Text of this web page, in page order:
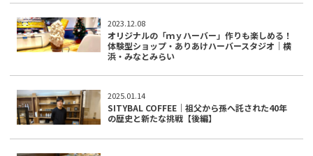
2023.12.08
オリジナルの「ｍｙハーバー」作りも楽しめる！
体験型ショップ・ありあけハーバースタジオ｜横
浜・みなとみらい
2025.01.14
SITYBAL COFFEE｜祖父から孫へ託された40年
の歴史と新たな挑戦【後編】